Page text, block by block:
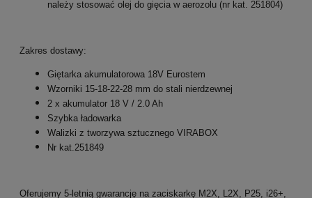
należy stosować olej do gięcia w aerozolu (nr kat. 251804)
Zakres dostawy:
Giętarka akumulatorowa 18V Eurostem
Wzorniki 15-18-22-28 mm do stali nierdzewnej
2 x akumulator 18 V / 2.0 Ah
Szybka ładowarka
Walizki z tworzywa sztucznego VIRABOX
Nr kat.251849
Oferujemy 5-letnią gwarancję na zaciskarkę M2X, L2X, P25, i26+,